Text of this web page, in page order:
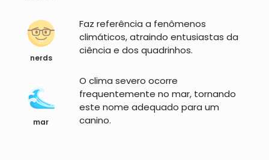
nerds
Faz referência a fenômenos
climáticos, atraindo entusiastas da
ciência e dos quadrinhos.
mar
O clima severo ocorre
frequentemente no mar, tornando
este nome adequado para um
canino.